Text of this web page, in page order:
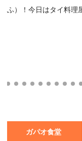
ふ）！今日はタイ料理
ガパオ食堂